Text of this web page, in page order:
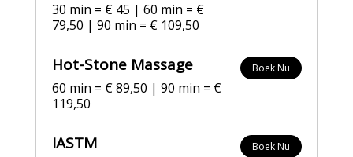
30 min = € 45 | 60 min = €
79,50 | 90 min = € 109,50
Hot-Stone Massage
60 min = € 89,50 | 90 min = €
119,50
Boek Nu
IASTM Boek Nu